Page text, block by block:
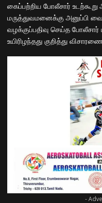
கைப்பற்றிய போலீசார்
மருத்துவமனைக்கு அனுப்பி
வழக்குப்பதிவு செய்த
உயிரிழந்தது குறித்து
-